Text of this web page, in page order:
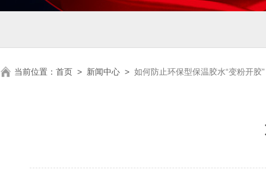
当前位置： 首页 > 新闻中心 > 如何防止环保型保温胶水“变粉开胶